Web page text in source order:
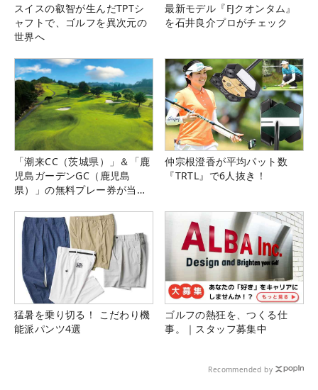
スイスの叡智が生んだTPTシ
ャフトで、ゴルフを異次元の
世界へ
最新モデル『FJクオンタム』
を石井良介プロがチェック
「潮来CC（茨城県）」＆「鹿
児島ガーデンGC（鹿児島
県）」の無料プレー券が当た
仲宗根澄香が平均パット数
『TRTL』で6人抜き！
猛暑を乗り切る！ こだわり機
能派パンツ4選
ゴルフの熱狂を、つくる仕
事。｜スタッフ募集中
Recommended by